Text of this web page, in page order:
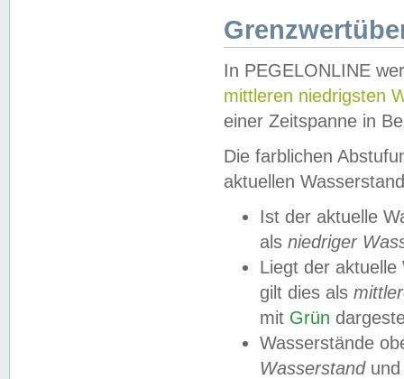
In PEGELONLINE
mittleren niedrigsten
einer Zeitspanne in
Die farblichen
aktuellen
Ist der aktuelle
als niedriger
Liegt der
gilt dies als
mit Grün
Wasserstände
Wasserstandund